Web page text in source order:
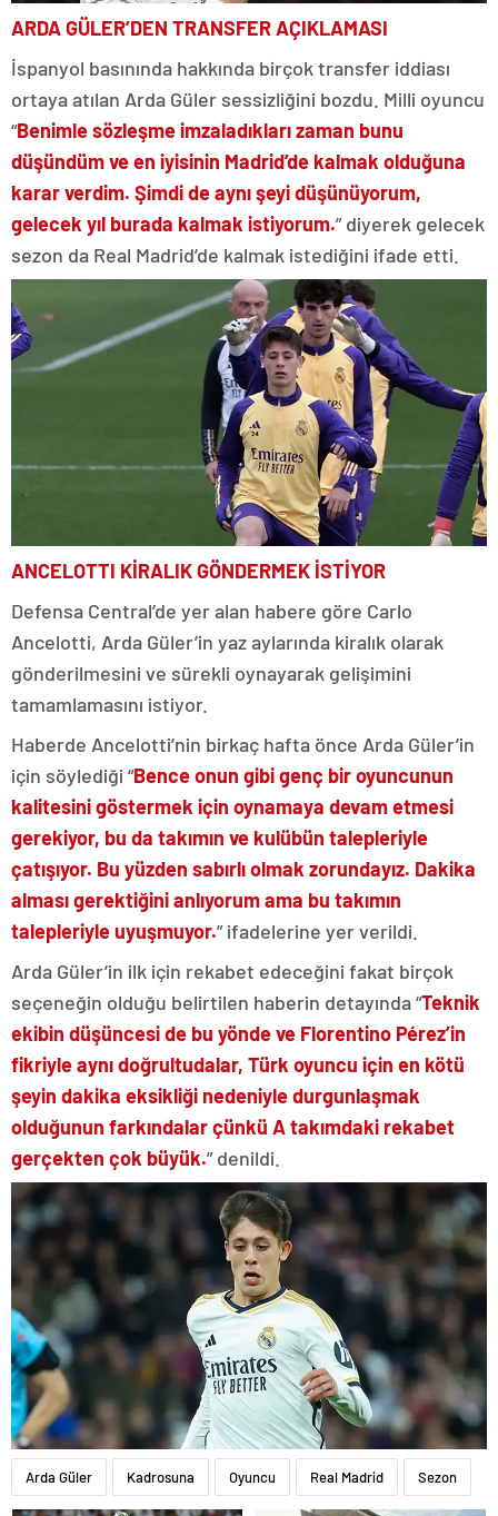
ARDA GÜLER’DEN TRANSFER AÇIKLAMASI
İspanyol basınında hakkında birçok transfer iddiası
ortaya atılan Arda Güler sessizliğini bozdu. Milli oyuncu
“Benimle sözleşme imzaladıkları zaman bunu
düşündüm ve en iyisinin Madrid’de kalmak olduğuna
karar verdim. Şimdi de aynı şeyi düşünüyorum,
gelecek yıl burada kalmak istiyorum.” diyerek gelecek
sezon da Real Madrid’de kalmak istediğini ifade etti.
ANCELOTTI KİRALIK GÖNDERMEK İSTİYOR
Defensa Central’de yer alan habere göre Carlo
Ancelotti, Arda Güler’in yaz aylarında kiralık olarak
gönderilmesini ve sürekli oynayarak gelişimini
tamamlamasını istiyor.
Haberde Ancelotti’nin birkaç hafta önce Arda Güler’in
için söylediği “Bence onun gibi genç bir oyuncunun
kalitesini göstermek için oynamaya devam etmesi
gerekiyor, bu da takımın ve kulübün talepleriyle
çatışıyor. Bu yüzden sabırlı olmak zorundayız. Dakika
alması gerektiğini anlıyorum ama bu takımın
talepleriyle uyuşmuyor.” ifadelerine yer verildi.
Arda Güler’in ilk için rekabet edeceğini fakat birçok
seçeneğin olduğu belirtilen haberin detayında “Teknik
ekibin düşüncesi de bu yönde ve Florentino Pérez’in
fikriyle aynı doğrultudalar, Türk oyuncu için en kötü
şeyin dakika eksikliği nedeniyle durgunlaşmak
olduğunun farkındalar çünkü A takımdaki rekabet
gerçekten çok büyük.” denildi.
Arda Güler Kadrosuna Oyuncu Real Madrid Sezon